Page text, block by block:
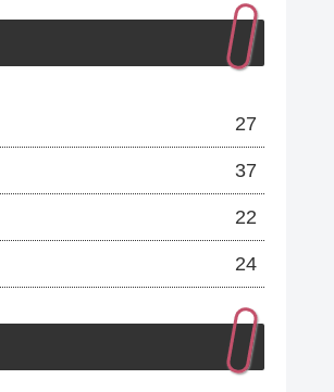
27
37
22
24